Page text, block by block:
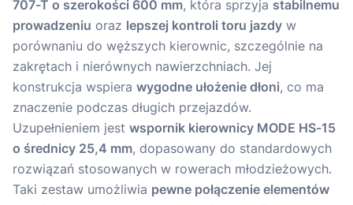
707-T o szerokości 600 mm, która sprzyja stabilnemu
prowadzeniu oraz lepszej kontroli toru jazdy w
porównaniu do węższych kierownic, szczególnie na
zakrętach i nierównych nawierzchniach. Jej
konstrukcja wspiera wygodne ułożenie dłoni, co ma
znaczenie podczas długich przejazdów.
Uzupełnieniem jest wspornik kierownicy MODE HS-15
o średnicy 25,4 mm, dopasowany do standardowych
rozwiązań stosowanych w rowerach młodzieżowych.
Taki zestaw umożliwia pewne połączenie elementów